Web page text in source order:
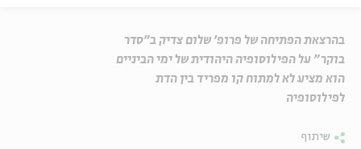
בהרצאת הפתיחה של פרופ' שלום צדיק ב"סדר
בוקר" על הפילוסופיה היהודית של ימי הביניים
הוא מציע לא למתוח קו מפריד בין הדת
לפילוסופיה
שיתוף